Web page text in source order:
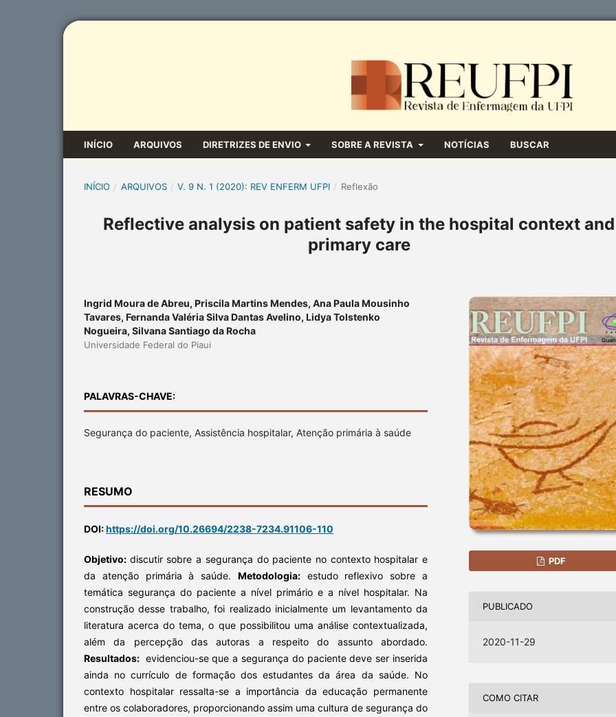
INÍCIO ARQUIVOS DIRETRIZES DE ENVIO SOBRE A REVISTA NOTÍCIAS BUSCAR
INÍCIO / ARQUIVOS / V. 9 N. 1 (2020): REV ENFERM UFPI / Reflexão
Reflective analysis on patient safety in the hospital context and
primary care
Ingrid Moura de Abreu, Priscila Martins Mendes, Ana Paula Mousinho
Tavares, Fernanda Valéria Silva Dantas Avelino, Lidya Tolstenko
Nogueira, Silvana Santiago da Rocha
Universidade Federal do Piaui
PALAVRAS-CHAVE:
Segurança do paciente, Assistência hospitalar, Atenção primária à saúde
RESUMO
DOI:https://doi.org/10.26694/2238-7234.91106-110
Objetivo: discutir sobre a segurança do paciente no contexto hospitalar e
da atenção primária à saúde. Metodologia:estudo reflexivo sobre a
temática segurança do paciente a nível primário e a nível hospitalar. Na
construção desse trabalho, foi realizado inicialmente um levantamento da
literatura acerca do tema, o que possibilitou uma análise contextualizada,
além da percepção das autoras a respeito do assunto abordado.
Resultados: evidenciou-se que a segurança do paciente deve ser inserida
ainda no currículo de formação dos estudantes da área da saúde. No
contexto hospitalar ressalta-se a importância da educação permanente
entre os colaboradores, proporcionando assim uma cultura de segurança do
PDF
PUBLICADO
2020-11-29
COMO CITAR